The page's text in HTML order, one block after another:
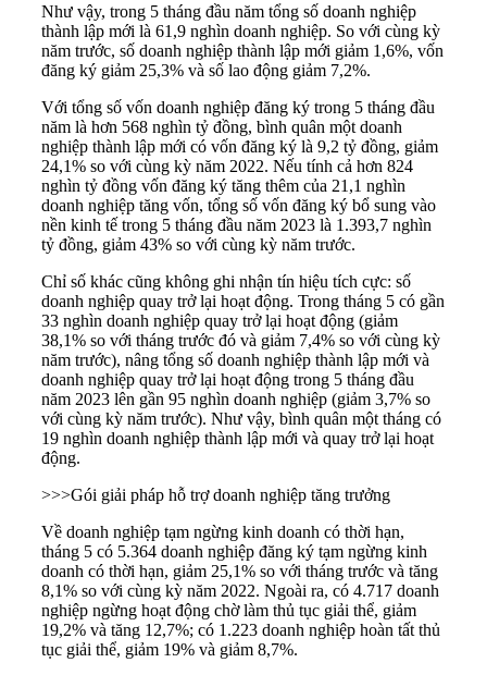
Như vậy, trong 5 tháng đầu năm tổng số doanh nghiệp
thành lập mới là 61,9 nghìn doanh nghiệp. So với cùng kỳ
năm trước, số doanh nghiệp thành lập mới giảm 1,6%, vốn
đăng ký giảm 25,3% và số lao động giảm 7,2%.
Với tổng số vốn doanh nghiệp đăng ký trong 5 tháng đầu
năm là hơn 568 nghìn tỷ đồng, bình quân một doanh
nghiệp thành lập mới có vốn đăng ký là 9,2 tỷ đồng, giảm
24,1% so với cùng kỳ năm 2022. Nếu tính cả hơn 824
nghìn tỷ đồng vốn đăng ký tăng thêm của 21,1 nghìn
doanh nghiệp tăng vốn, tổng số vốn đăng ký bổ sung vào
nền kinh tế trong 5 tháng đầu năm 2023 là 1.393,7 nghìn
tỷ đồng, giảm 43% so với cùng kỳ năm trước.
Chỉ số khác cũng không ghi nhận tín hiệu tích cực: số
doanh nghiệp quay trở lại hoạt động. Trong tháng 5 có gần
33 nghìn doanh nghiệp quay trở lại hoạt động (giảm
38,1% so với tháng trước đó và giảm 7,4% so với cùng kỳ
năm trước), nâng tổng số doanh nghiệp thành lập mới và
doanh nghiệp quay trở lại hoạt động trong 5 tháng đầu
năm 2023 lên gần 95 nghìn doanh nghiệp (giảm 3,7% so
với cùng kỳ năm trước). Như vậy, bình quân một tháng có
19 nghìn doanh nghiệp thành lập mới và quay trở lại hoạt
động.
>>>Gói giải pháp hỗ trợ doanh nghiệp tăng trưởng
Về doanh nghiệp tạm ngừng kinh doanh có thời hạn,
tháng 5 có 5.364 doanh nghiệp đăng ký tạm ngừng kinh
doanh có thời hạn, giảm 25,1% so với tháng trước và tăng
8,1% so với cùng kỳ năm 2022. Ngoài ra, có 4.717 doanh
nghiệp ngừng hoạt động chờ làm thủ tục giải thể, giảm
19,2% và tăng 12,7%; có 1.223 doanh nghiệp hoàn tất thủ
tục giải thể, giảm 19% và giảm 8,7%.